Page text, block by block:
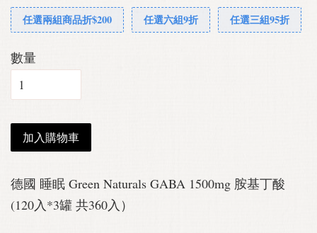
任選兩組商品折$200 任選六組9折 任選三組95折
數量
加入購物車
德國 睡眠 Green Naturals GABA 1500mg 胺基丁酸
(120入*3罐 共360入）